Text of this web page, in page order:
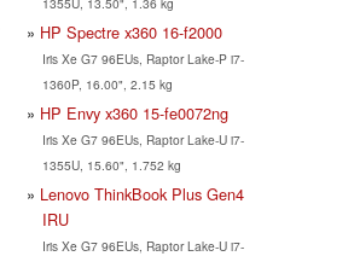
HP Spectre x360 16-f2000
Iris Xe G7 96EUs, Raptor Lake-P i7-
1360P, 16.00", 2.15 kg
HP Envy x360 15-fe0072ng
Iris Xe G7 96EUs, Raptor Lake-U i7-
1355U, 15.60", 1.752 kg
Lenovo ThinkBook Plus Gen4
IRU
Iris Xe G7 96EUs, Raptor Lake-U i7-